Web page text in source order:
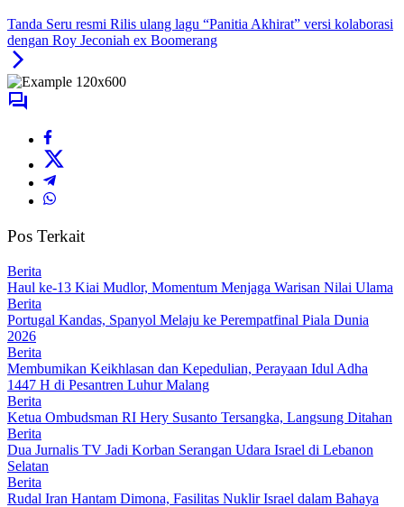
Tanda Seru resmi Rilis ulang lagu “Panitia Akhirat” versi kolaborasi
dengan Roy Jeconiah ex Boomerang
Pos Terkait
Berita
Haul ke-13 Kiai Mudlor, Momentum Menjaga Warisan Nilai Ulama
Berita
Portugal Kandas, Spanyol Melaju ke Perempatfinal Piala Dunia
2026
Berita
Membumikan Keikhlasan dan Kepedulian, Perayaan Idul Adha
1447 H di Pesantren Luhur Malang
Berita
Ketua Ombudsman RI Hery Susanto Tersangka, Langsung Ditahan
Berita
Dua Jurnalis TV Jadi Korban Serangan Udara Israel di Lebanon
Selatan
Berita
Rudal Iran Hantam Dimona, Fasilitas Nuklir Israel dalam Bahaya